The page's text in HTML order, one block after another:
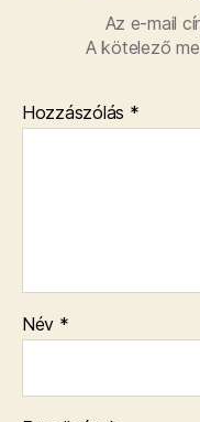
Az e-mail
A kötelező
Hozzászólás *
Név *